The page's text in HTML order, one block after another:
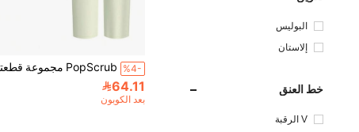
البوليس
تر
إلاستان
خط العنق
V الرقبة
%4-
64.11
بعد الكوبون